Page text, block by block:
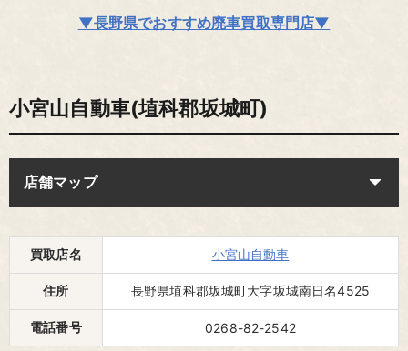
▼長野県でおすすめ廃車買取専門店▼
小宮山自動車(埴科郡坂城町)
店舗マップ
買取店名 小宮山自動車
住所 長野県埴科郡坂城町大字坂城南日名4525
電話番号 0268-82-2542